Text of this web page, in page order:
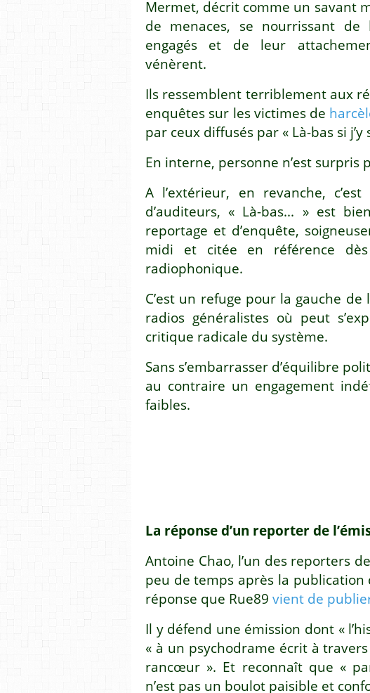
Mermet, décrit comme un savant
de menaces, se nourrissant
engagés et de leur
vénèrent.
Ils ressemblent terriblement aux
enquêtes sur les victimes de
par ceux diffusés par « Là-bas si j’y
En interne, personne n’est surpris
A l’extérieur, en revanche,
d’auditeurs, « Là-bas... » est
reportage et d’enquête,
midi et citée en référence
radiophonique.
C’est un refuge pour la gauche
radios généralistes où peut
critique radicale du système.
Sans s’embarrasser d’équilibre
au contraire un engagement
faibles.
La réponse d’un reporter de
Antoine Chao, l’un des reporters
peu de temps après la
réponse que Rue89 vient de
Il y défend une émission dont «
« à un psychodrame écrit à
rancœur ». Et reconnaît que «
n’est pas un boulot paisible et